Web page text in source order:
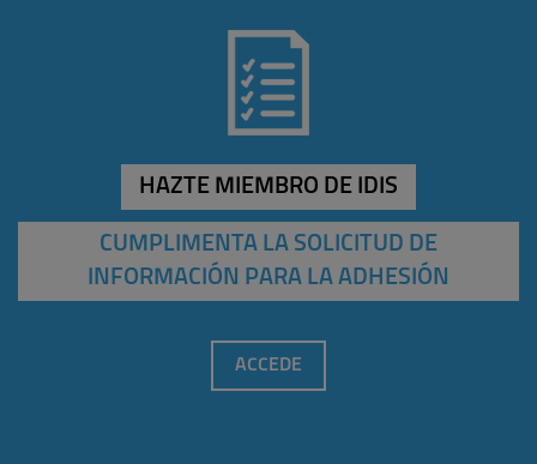
HAZTE MIEMBRO DE IDIS
CUMPLIMENTA LA SOLICITUD DE
INFORMACIÓN PARA LA ADHESIÓN
ACCEDE